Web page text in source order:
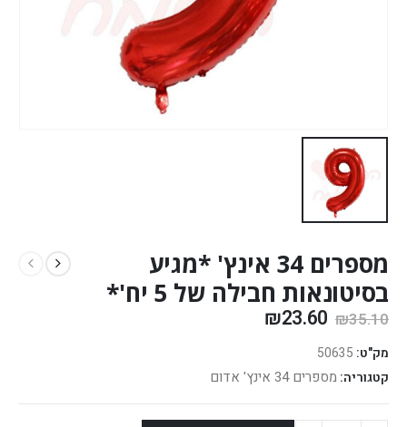
מספרים 34 אינץ' *מגיע
בסיטונאות חבילה של 5 יח'*
₪35.10
₪23.60
מק"ט: 50635
קטגוריה: מספרים 34 אינץ' אדום